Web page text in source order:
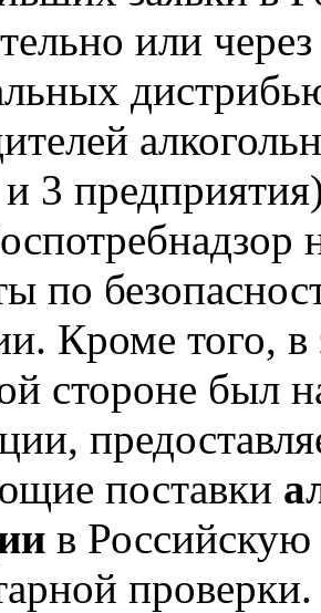
или
3
по
Кроме того, в
стороне был
поставки
в
проверки.